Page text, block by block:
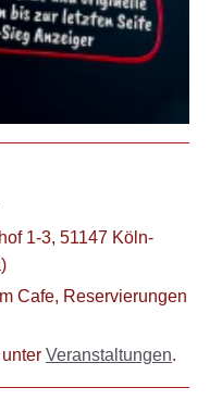
1-3, 51147 Köln-
Cafe, Reservierungen
Veranstaltungen.